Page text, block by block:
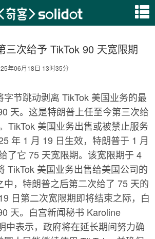
三次给予 TikTok 90 天宽限期
年06月18日 13时35分
节跳动剥离 TikTok 美国业务的最
天。这是特朗普上任至今第三次给
TikTok 美国业务出售或被禁止服务
年 1 月 19 日生效，特朗普于 1 月
了它 75 天宽限期。该宽限期于 4
TikTok 美国业务出售给美国公司的
，特朗普之后第二次给了 75 天的
日第二次宽限期即将结束之际，白
天。白宫新闻秘书 Karoline
中表示，政府将在延长期间努力确